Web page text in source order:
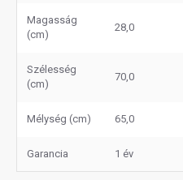
Magasság
(cm)
28,0
Szélesség
(cm)
70,0
Mélység (cm) 65,0
Garancia 1 év